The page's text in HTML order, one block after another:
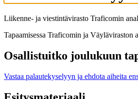
Liikenne- ja viestintävirasto Traficomin
Tapaamisessa Traficomin ja Väyläviraston
Osallistuitko joulukuun
Vastaa palautekyselyyn ja ehdota aiheita